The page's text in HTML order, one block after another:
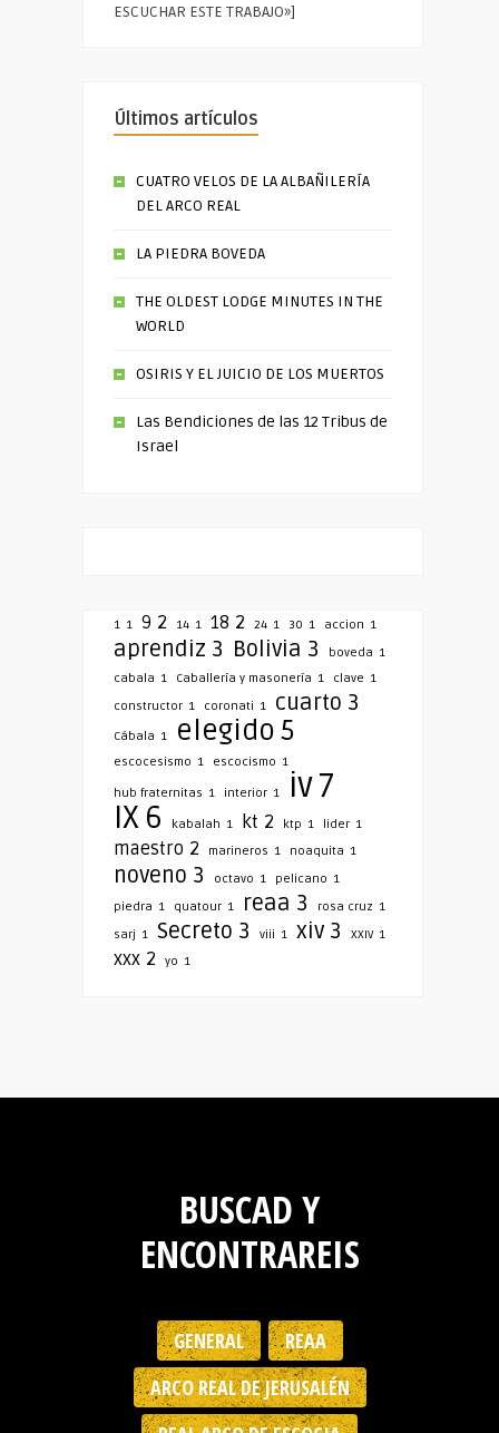
ESCUCHAR ESTE TRABAJO»]
Últimos artículos
CUATRO VELOS DE LA ALBAÑILERÍA
DEL ARCO REAL
LA PIEDRA BOVEDA
THE OLDEST LODGE MINUTES IN THE
WORLD
OSIRIS Y EL JUICIO DE LOS MUERTOS
Las Bendiciones de las 12 Tribus de
Israel
1 1 9 2 14 1 18 2 24 1 30 1 accion 1
aprendiz 3 Bolivia 3 boveda 1
cabala 1 Caballería y masonería 1 clave 1
constructor 1 coronati 1 cuarto 3
Cábala 1 elegido5
escocesismo 1 escocismo 1
hub fraternitas 1 interior 1 iv7
IX 6 kabalah 1 kt 2 ktp 1 lider 1
maestro 2 marineros 1 noaquita 1
noveno 3 octavo 1 pelicano 1
piedra 1 quatour 1 reaa 3 rosa cruz 1
sarj 1 Secreto 3 viii 1 xiv 3 XXIV 1
xxx 2 yo 1
BUSCAD Y
ENCONTRAREIS
GENERAL
REAA
ARCO REAL DE JERUSALÉN